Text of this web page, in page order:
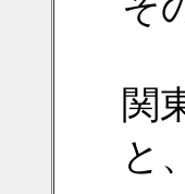
関
と